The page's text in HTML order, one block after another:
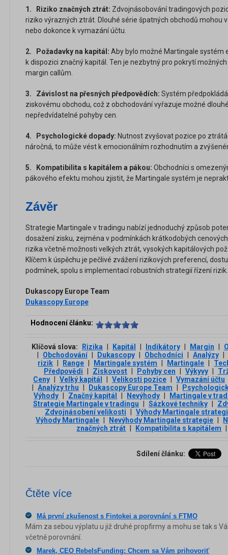
1. Riziko značných ztrát: Zdvojnásobování tradingových
riziko výrazných ztrát. Dlouhé série špatných obchodů mohou
nebo dokonce k vymazání účtu.
2. Požadavky na kapitál: Aby bylo možné Martingale systém
k dispozici značný kapitál. Ten je nezbytný pro pokrytí
margin callům.
3. Závislost na přesných předpovědích: Systém
ziskovému obchodu, což z obchodování vyřazuje možné
nepředvídatelné pohyby cen.
4. Psychologické dopady: Nutnost zvyšovat pozice po
náročná, to může vést k emocionálním rozhodnutím a
5. Kompatibilita s kapitálem a pákou: Obchodníci s
pákového efektu mohou zjistit, že Martingale systém je
Závěr
Strategie Martingale v tradingu nabízí jednoduchý způsob
dosažení zisku, zejména v podmínkách krátkodobých
rizika včetně možnosti velkých ztrát, vysokých kapitálových
Klíčem k úspěchu je pečlivé zvážení rizikových preferencí,
podmínek, spolu s implementací robustních strategií řízení rizik.
Dukascopy Europe Team
Dukascopy Europe
Hodnocení článku:
Klíčová slova: Rizika Kapitál Indikátory Margin
Obchodování Dukascopy Obchodníci Analýzy
rizik
Range Martingale systém Martingale
Předpovědi
Ziskovost Pohyby cen Výkyvy
Ceny
Velký kapitál Velikosti pozice
Vymazání účtu
Analýzy trhu Dukascopy Europe Team
Výhody
Značný kapitál Nevýhody
Martingale v
Strategie Martingale v tradingu
Sázkové techniky
Zdvojnásobení velikosti
Výhody Martingale
Výhody Martingale
Nevýhody Martingale strategie
značných ztrát
Kompatibilita s kapitálem
Sdílení článku:
Čtěte více
Má první zkušenost s Fintokei a porovnání s FTMO
Mám za sebou výplatu u již druhé propfirmy a mohu se tak s
včetně porovnání.
Marek, CEO RebelsFunding: Chcem sa Vám prihovoriť